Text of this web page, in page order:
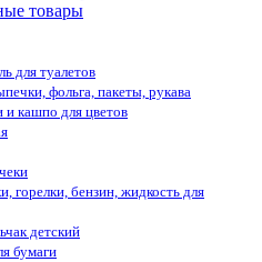
товары
для туалетов
фольга, пакеты, рукава
кашпо для цветов
горелки, бензин, жидкость для
детский
бумаги